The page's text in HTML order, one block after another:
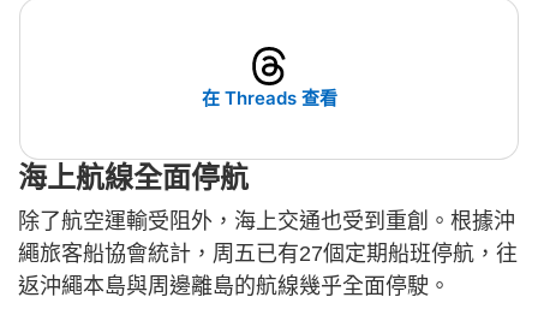
在 Threads 查看
海上航線全面停航
除了航空運輸受阻外，海上交通也受到重創。根據沖
繩旅客船協會統計，周五已有27個定期船班停航，往
返沖繩本島與周邊離島的航線幾乎全面停駛。